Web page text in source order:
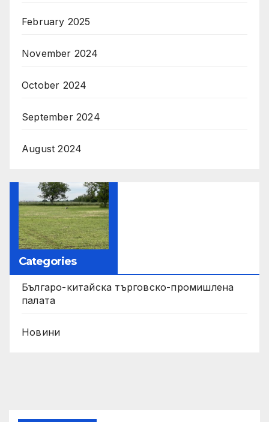
February 2025
November 2024
October 2024
September 2024
August 2024
Categories
Българо-китайска търговско-промишлена
палата
Новини